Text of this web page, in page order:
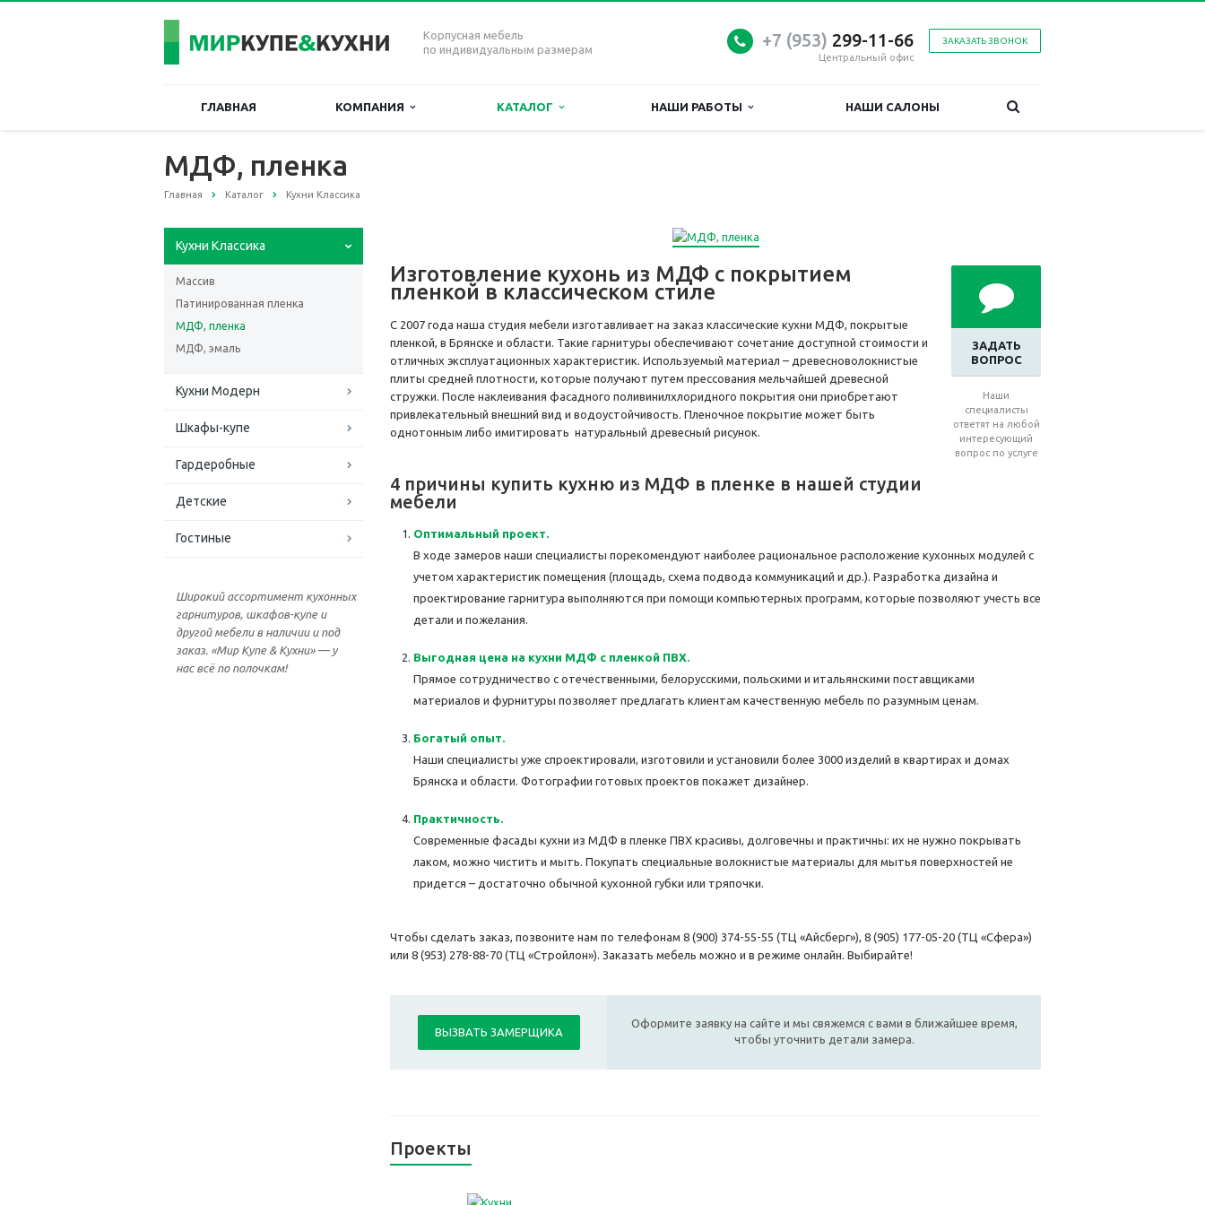
Корпусная мебель
по индивидуальным размерам
ЗАКАЗАТЬ ЗВОНОК
+7 (953) 299-11-66
Центральный офис
ГЛАВНАЯ КОМПАНИЯ КАТАЛОГ НАШИ РАБОТЫ НАШИ САЛОНЫ
МДФ, пленка
Главная Каталог Кухни Классика
Кухни Классика
Массив
Патинированная пленка
МДФ, пленка
МДФ, эмаль
Кухни Модерн
Шкафы-купе
Гардеробные
Детские
Гостиные
Широкий ассортимент кухонных
гарнитуров, шкафов-купе и
другой мебели в наличии и под
заказ. «Мир Купе & Кухни» — у
нас всё по полочкам!
ЗАДАТЬ
ВОПРОС
Наши
специалисты
ответят на любой
интересующий
вопрос по услуге
Изготовление кухонь из МДФ с покрытием
пленкой в классическом стиле
С 2007 года наша студия мебели изготавливает на заказ классические кухни МДФ, покрытые
пленкой, в Брянске и области. Такие гарнитуры обеспечивают сочетание доступной стоимости и
отличных эксплуатационных характеристик. Используемый материал – древесноволокнистые
плиты средней плотности, которые получают путем прессования мельчайшей древесной
стружки. После наклеивания фасадного поливинилхлоридного покрытия они приобретают
привлекательный внешний вид и водоустойчивость. Пленочное покрытие может быть
однотонным либо имитировать натуральный древесный рисунок.
4 причины купить кухню из МДФ в пленке в нашей студии
мебели
Оптимальный проект.
В ходе замеров наши специалисты порекомендуют наиболее рациональное расположение кухонных модулей с
учетом характеристик помещения (площадь, схема подвода коммуникаций и др.). Разработка дизайна и
проектирование гарнитура выполняются при помощи компьютерных программ, которые позволяют учесть все
детали и пожелания.
Выгодная цена на кухни МДФ с пленкой ПВХ.
Прямое сотрудничество с отечественными, белорусскими, польскими и итальянскими поставщиками
материалов и фурнитуры позволяет предлагать клиентам качественную мебель по разумным ценам.
Богатый опыт.
Наши специалисты уже спроектировали, изготовили и установили более 3000 изделий в квартирах и домах
Брянска и области. Фотографии готовых проектов покажет дизайнер.
Практичность.
Современные фасады кухни из МДФ в пленке ПВХ красивы, долговечны и практичны: их не нужно покрывать
лаком, можно чистить и мыть. Покупать специальные волокнистые материалы для мытья поверхностей не
придется – достаточно обычной кухонной губки или тряпочки.
Чтобы сделать заказ, позвоните нам по телефонам 8 (900) 374-55-55 (ТЦ «Айсберг»), 8 (905) 177-05-20 (ТЦ «Сфера»)
или 8 (953) 278-88-70 (ТЦ «Стройлон»). Заказать мебель можно и в режиме онлайн. Выбирайте!
ВЫЗВАТЬ ЗАМЕРЩИКА
Оформите заявку на сайте и мы свяжемся с вами в ближайшее время,
чтобы уточнить детали замера.
Проекты